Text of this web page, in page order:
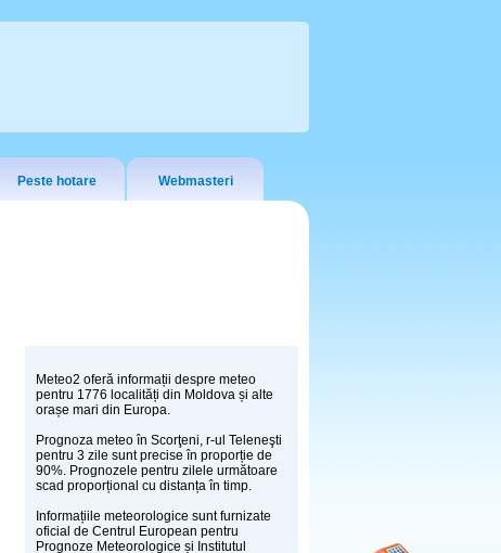
Peste hotare Webmasteri
Meteo2 oferă informații despre meteo
pentru 1776 localități din Moldova și alte
orașe mari din Europa.
Prognoza meteo în Scorţeni, r-ul Teleneşti
pentru 3 zile sunt precise în proporție de
90%. Prognozele pentru zilele următoare
scad proporțional cu distanța în timp.
Informațiile meteorologice sunt furnizate
oficial de Centrul European pentru
Prognoze Meteorologice și Institutul